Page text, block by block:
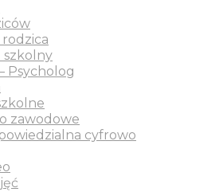
szkolny
Psycholog
zawodowe
cyfrowo